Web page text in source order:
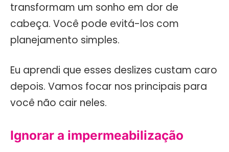
transformam um sonho em dor de
cabeça. Você pode evitá-los com
planejamento simples.
Eu aprendi que esses deslizes custam caro
depois. Vamos focar nos principais para
você não cair neles.
Ignorar a impermeabilização